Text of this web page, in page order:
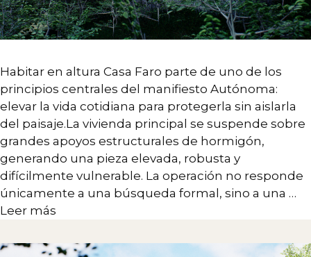
Habitar en altura Casa Faro parte de uno de los
principios centrales del manifiesto Autónoma:
elevar la vida cotidiana para protegerla sin aislarla
del paisaje.La vivienda principal se suspende sobre
grandes apoyos estructurales de hormigón,
generando una pieza elevada, robusta y
difícilmente vulnerable. La operación no responde
únicamente a una búsqueda formal, sino a una …
Leer más